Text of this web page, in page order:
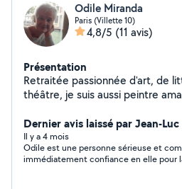
Odile Miranda
Paris (Villette 10)
4,8/5 (11 avis)
Présentation
Retraitée passionnée d'art, de
théâtre, je suis aussi peintre
eau, arbre à chats). Trés
communauté des Voisins !
Dernier avis laissé par Jean-
Il y a 4 mois
Odile est une personne sérieuse et
immédiatement confiance en elle pour